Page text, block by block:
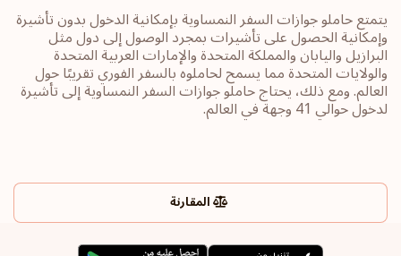
يتمتع حاملو جوازات السفر النمساوية بإمكانية الدخول بدون تأشيرة
وإمكانية الحصول على تأشيرات بمجرد الوصول إلى دول مثل
البرازيل واليابان والمملكة المتحدة والإمارات العربية المتحدة
والولايات المتحدة مما يسمح لحاملوه بالسفر الفوري تقريبًا حول
العالم. ومع ذلك، يحتاج حاملو جوازات السفر النمساوية إلى تأشيرة
لدخول حوالي 41 وجهة في العالم.
المقارنة